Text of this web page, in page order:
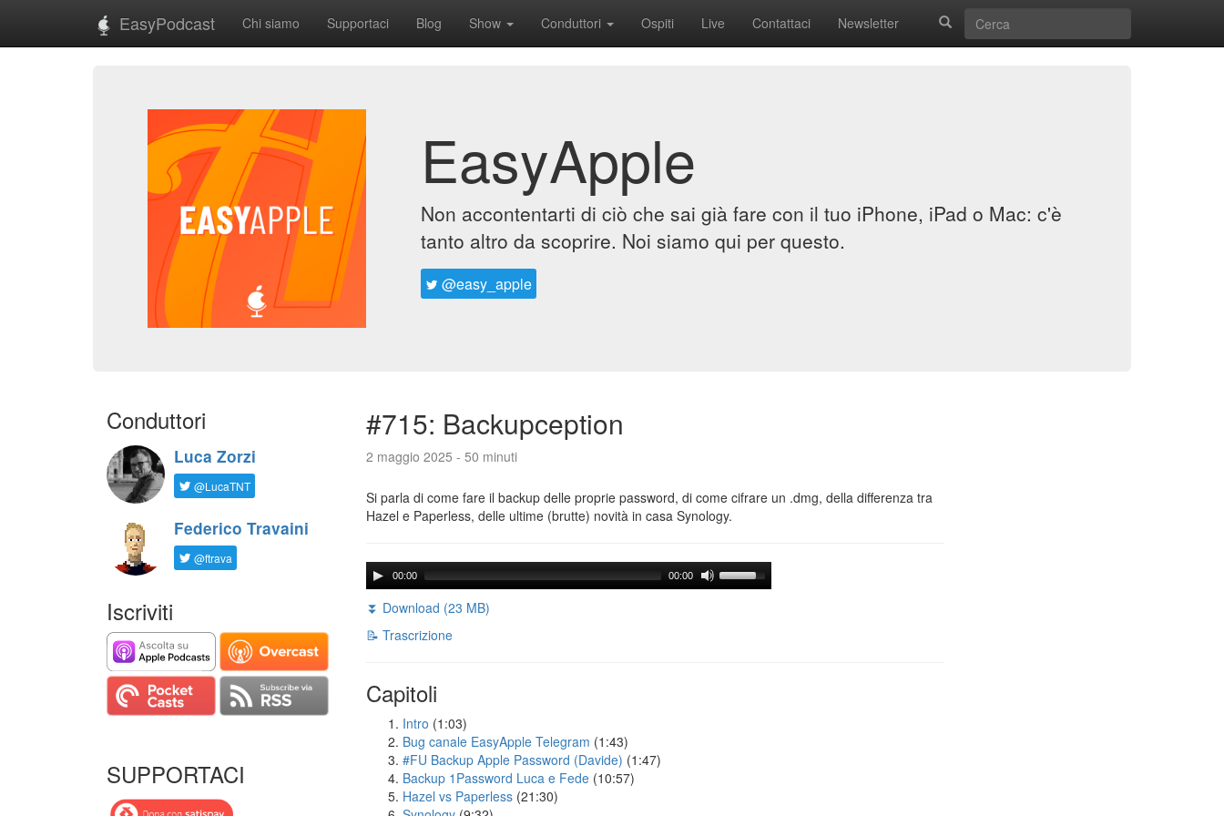
EasyPodcast Chi siamo Supportaci Blog Show Conduttori Ospiti Live Contattaci Newsletter
EasyApple
Non accontentarti di ciò che sai già fare con il tuo iPhone, iPad o Mac: c'è
tanto altro da scoprire. Noi siamo qui per questo.
@easy_apple
Conduttori
Luca Zorzi
@LucaTNT
Federico Travaini
@ftrava
Iscriviti
SUPPORTACI
#715: Backupception
2 maggio 2025 - 50 minuti
Si parla di come fare il backup delle proprie password, di come cifrare un .dmg, della differenza tra
Hazel e Paperless, delle ultime (brutte) novità in casa Synology.
00:00 00:00
⏬ Download (23 MB)
📝 Trascrizione
Capitoli
Intro (1:03)
Bug canale EasyApple Telegram (1:43)
#FU Backup Apple Password (Davide) (1:47)
Backup 1Password Luca e Fede (10:57)
Hazel vs Paperless (21:30)